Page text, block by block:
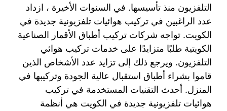
التلفزيون منذ تأسيسها. في السنوات الأخيرة ، ازداد
عدد الراغبين في تركيب هوائيات تلفزيونية جديدة في
الكويت. تواجه شركات تركيب أطباق الأقمار الصناعية
الكويتية طلبًا متزايدًا على خدمات تركيب هوائي
التلفزيون. ويرجع ذلك إلى تزايد عدد الأشخاص الذين
قاموا بشراء أطباق استقبال عالية الجودة وتركيبها في
المنزل. أحدث التقنيات المستخدمة في تركيب
هوائيات تلفزيونية جديدة في الكويت هي أنظمة